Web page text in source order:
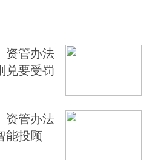
资管办法
兑要受罚
资管办法
能投顾